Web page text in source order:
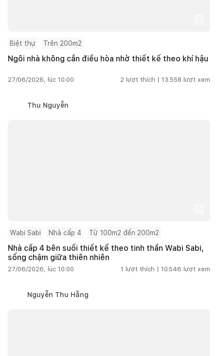
Biệt thự Trên 200m2
Ngôi nhà không cần điều hòa nhờ thiết kế theo khí hậu
27/06/2026, lúc 10:00 2 lượt thích | 13.558 lượt xem
Thu Nguyễn
Wabi Sabi Nhà cấp 4 Từ 100m2 đến 200m2
Nhà cấp 4 bên suối thiết kế theo tinh thần Wabi Sabi,
sống chậm giữa thiên nhiên
27/06/2026, lúc 10:00 1 lượt thích | 10.546 lượt xem
Nguyễn Thu Hằng